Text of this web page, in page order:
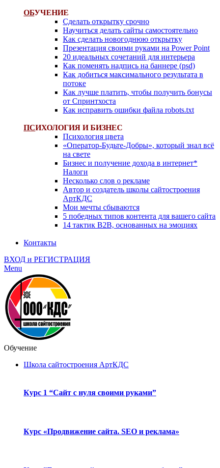
ОБУЧЕНИЕ
Сделать открытку срочно
Научиться делать сайты самостоятельно
Как сделать новогоднюю открытку
Презентация своими руками на Power Point
20 идеальных сочетаний для интерьера
Как поменять надпись на баннере (psd)
Как добиться максимального результата в
потоке
Как лучше платить, чтобы получить бонусы
от Спринтхоста
Как исправить ошибки файла robots.txt
ПСИХОЛОГИЯ И БИЗНЕС
Психология цвета
«Оператор-Будьте-Добры», который знал всё
на свете
Бизнес и получение дохода в интернет*
Налоги
Несколько слов о рекламе
Автор и создатель школы сайтостроения
АртКДС
Мои мечты сбываются
5 победных типов контента для вашего сайта
14 тактик B2B, основанных на эмоциях
Контакты
ВХОД и РЕГИСТРАЦИЯ
Menu
Обучение
Школа сайтостроения АртКДС
Курс 1 “Сайт с нуля своими руками”
Курс «Продвижение сайта. SEO и реклама»